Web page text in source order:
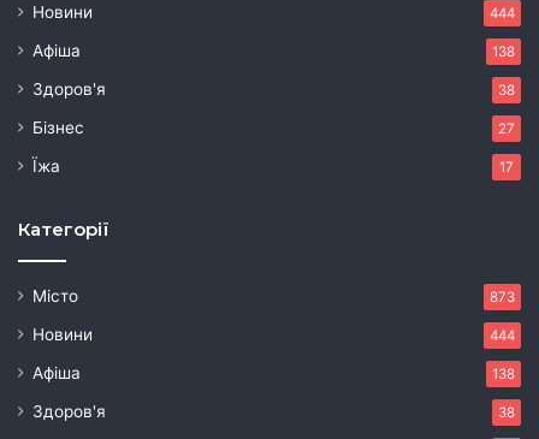
Новини 444
Афіша 138
Здоров'я 38
Бізнес 27
Їжа 17
Категорії
Місто 873
Новини 444
Афіша 138
Здоров'я 38